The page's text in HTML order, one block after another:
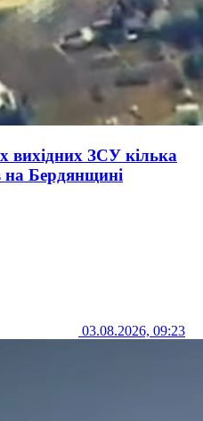
вихідних ЗСУ кілька
на Бердянщині
03.08.2026, 09:23